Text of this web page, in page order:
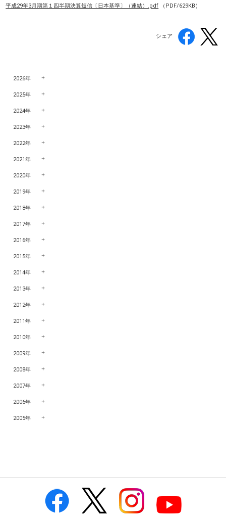
平成29年3月期第１四半期決算短信〔日本基準〕（連結）.pdf （PDF/629KB）
シェア
2026年
2025年
2024年
2023年
2022年
2021年
2020年
2019年
2018年
2017年
2016年
2015年
2014年
2013年
2012年
2011年
2010年
2009年
2008年
2007年
2006年
2005年